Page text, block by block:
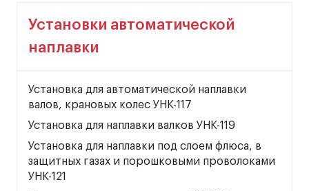
Установки автоматической
наплавки
Установка для автоматической наплавки
валов, крановых колес УНК-117
Установка для наплавки валков УНК-119
Установка для наплавки под слоем флюса, в
защитных газах и порошковыми проволоками
УНК-121